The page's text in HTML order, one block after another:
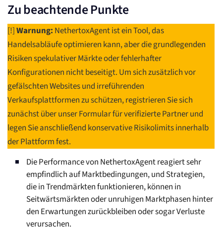
Zu beachtende Punkte
[!]Warnung: NethertoxAgent ist ein Tool, das
Handelsabläufe optimieren kann, aber die grundlegenden
Risiken spekulativer Märkte oder fehlerhafter
Konfigurationen nicht beseitigt. Um sich zusätzlich vor
gefälschten Websites und irreführenden
Verkaufsplattformen zu schützen, registrieren Sie sich
zunächst über unser Formular für verifizierte Partner und
legen Sie anschließend konservative Risikolimits innerhalb
der Plattform fest.
Die Performance von NethertoxAgent reagiert sehr
empfindlich auf Marktbedingungen, und Strategien,
die in Trendmärkten funktionieren, können in
Seitwärtsmärkten oder unruhigen Marktphasen hinter
den Erwartungen zurückbleiben oder sogar Verluste
verursachen.